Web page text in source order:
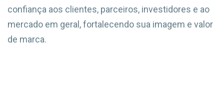
confiança aos clientes, parceiros, investidores e ao
mercado em geral, fortalecendo sua imagem e valor
de marca.